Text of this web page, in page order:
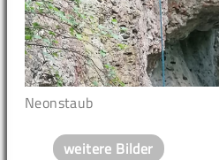
Neonstaub
weitere Bilder